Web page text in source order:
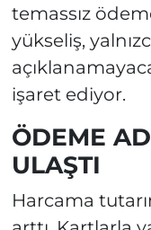
temassız
yükseliş,
işaret ediyor.
ÖDEME
ULAŞTI
Harcama